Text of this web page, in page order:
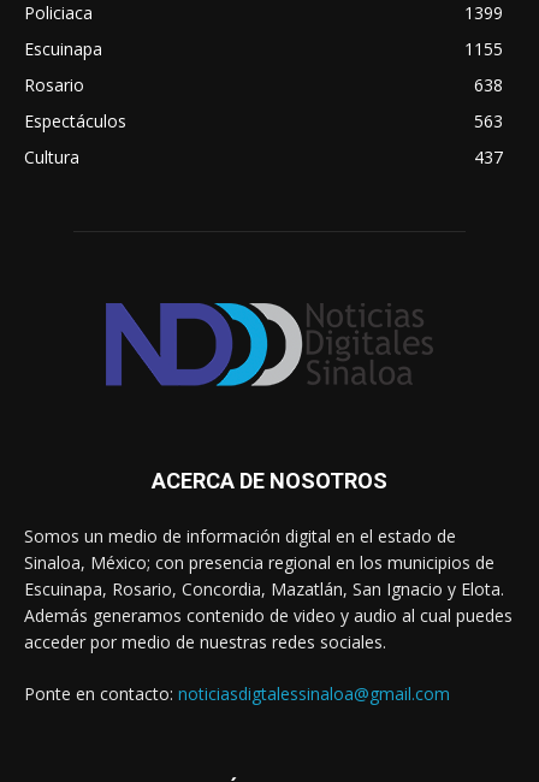
Policiaca
1399
Escuinapa
1155
Rosario
638
Espectáculos
563
Cultura
437
ACERCA DE NOSOTROS
Somos un medio de información digital en el estado de
Sinaloa, México; con presencia regional en los municipios de
Escuinapa, Rosario, Concordia, Mazatlán, San Ignacio y Elota.
Además generamos contenido de video y audio al cual puedes
acceder por medio de nuestras redes sociales.
Ponte en contacto: noticiasdigtalessinaloa@gmail.com